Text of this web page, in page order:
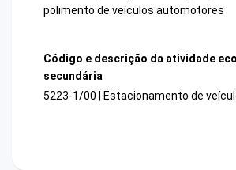
polimento de veículos automotores
Código e descrição da atividade
secundária
5223-1/00 | Estacionamento de